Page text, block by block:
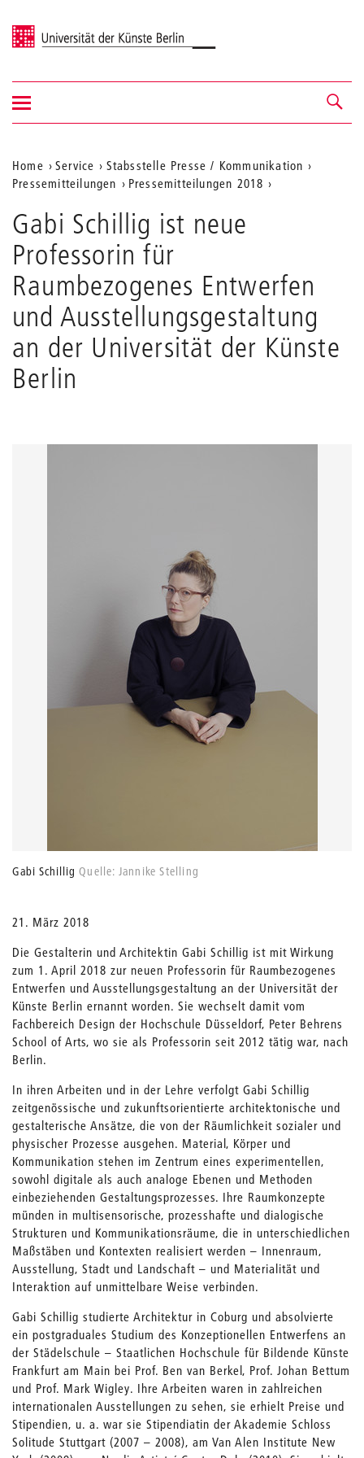
Universität der Künste Berlin
Navigation &
Suche
Navigation
ein-/ausblenden
Aktuelle
Position
auf
der
Webseite
Home Service
Stabsstelle Presse / Kommunikation
Pressemitteilungen
Pressemitteilungen 2018
Gabi Schillig ist neue
Professorin für
Raumbezogenes Entwerfen
und Ausstellungsgestaltung
an der Universität der Künste
Berlin
Gabi Schillig Quelle: Jannike Stelling
21. März 2018
Die Gestalterin und Architektin Gabi Schillig ist mit Wirkung
zum 1. April 2018 zur neuen Professorin für Raumbezogenes
Entwerfen und Ausstellungsgestaltung an der Universität der
Künste Berlin ernannt worden. Sie wechselt damit vom
Fachbereich Design der Hochschule Düsseldorf, Peter Behrens
School of Arts, wo sie als Professorin seit 2012 tätig war, nach
Berlin.
In ihren Arbeiten und in der Lehre verfolgt Gabi Schillig
zeitgenössische und zukunftsorientierte architektonische und
gestalterische Ansätze, die von der Räumlichkeit sozialer und
physischer Prozesse ausgehen. Material, Körper und
Kommunikation stehen im Zentrum eines experimentellen,
sowohl digitale als auch analoge Ebenen und Methoden
einbeziehenden Gestaltungsprozesses. Ihre Raumkonzepte
münden in multisensorische, prozesshafte und dialogische
Strukturen und Kommunikationsräume, die in unterschiedlichen
Maßstäben und Kontexten realisiert werden – Innenraum,
Ausstellung, Stadt und Landschaft – und Materialität und
Interaktion auf unmittelbare Weise verbinden.
Gabi Schillig studierte Architektur in Coburg und absolvierte
ein postgraduales Studium des Konzeptionellen Entwerfens an
der Städelschule – Staatlichen Hochschule für Bildende Künste
Frankfurt am Main bei Prof. Ben van Berkel, Prof. Johan Bettum
und Prof. Mark Wigley. Ihre Arbeiten waren in zahlreichen
internationalen Ausstellungen zu sehen, sie erhielt Preise und
Stipendien, u. a. war sie Stipendiatin der Akademie Schloss
Solitude Stuttgart (2007 – 2008), am Van Alen Institute New